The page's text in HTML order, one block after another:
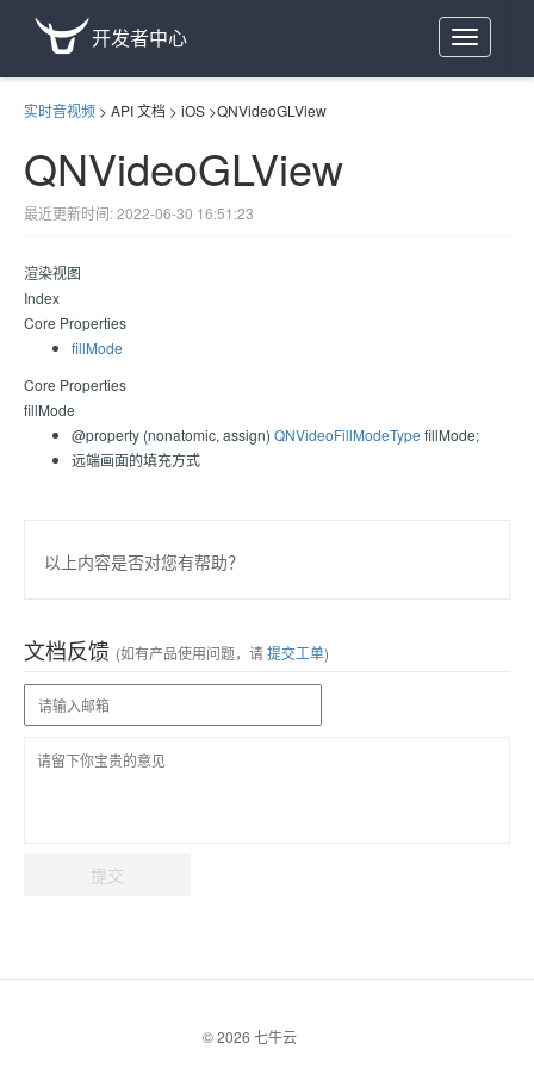
Toggle
navigation
开发者中心
实时音视频 > API 文档 > iOS >QNVideoGLView
QNVideoGLView
最近更新时间: 2022-06-30 16:51:23
渲染视图
Index
Core Properties
fillMode
Core Properties
fillMode
@property (nonatomic, assign) QNVideoFillModeType fillMode;
远端画面的填充方式
以上内容是否对您有帮助？
文档反馈 (如有产品使用问题，请提交工单)
提交
© 2026 七牛云